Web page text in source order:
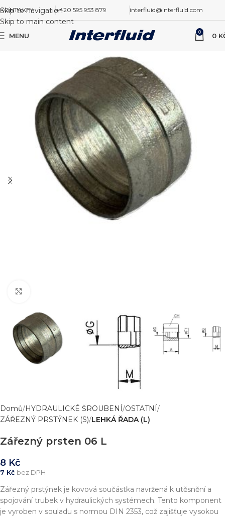
Skip to navigation
Skip to main content
KONTAKTY +420 595 953 879 interfluid@interfluid.com
MENU 0 0
Domů HYDRAULICKÉ ŠROUBENÍ OSTATNÍ
ZÁŘEZNÝ PRSTÝNEK (S) LEHKÁ ŘADA (L)
Zářezný prsten 06 L
8 Kč
7 Kč bez DPH
Zářezný prstýnek je kovová součástka navržená k utěsnění a
spojování trubek v hydraulických systémech. Tento komponent
je vyroben v souladu s normou DIN 2353, což zajišťuje vysokou